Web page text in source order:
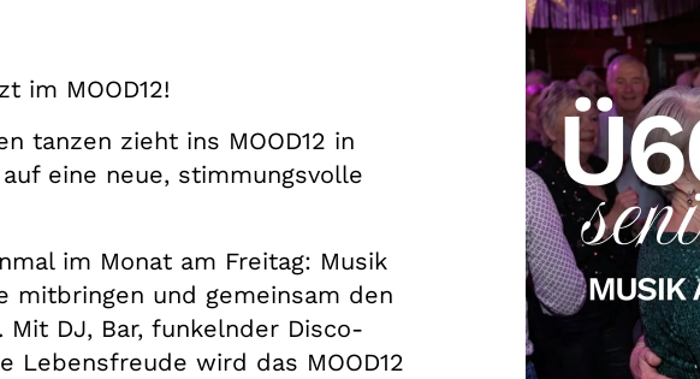
im MOOD12!
tanzen zieht ins MOOD12 in
eine neue, stimmungsvolle
im Monat am Freitag: Musik
mitbringen und gemeinsam den
Mit DJ, Bar, funkelnder Disco-
Lebensfreude wird das MOOD12